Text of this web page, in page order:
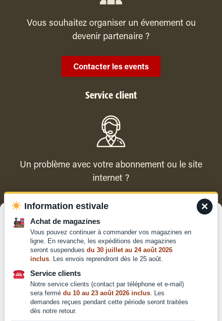
Pour offrir les meilleures expériences, nous utilisons des technologies
telles que les cookies pour stocker et/ou accéder aux informations des
appareils. Le fait de consentir à ces technologies nous permettra de
traiter des données telles que le comportement de navigation ou les ID
uniques sur ce site. Le fait de ne pas consentir ou de retirer son
consentement peut avoir un effet négatif sur certaines caractéristiques
et fonctions.
Vous souhaitez organiser un évenement ou
devenir partenaire ?
Contacter les events
Service client
Un problème avec votre abonnement ou le site
internet ?
Contacter le service client
Mentions légales
Conditions générales de
vente et d'utilisation
×
Information estivale
Achat de magazines
Vous pouvez continuer à commander vos magazines en
ligne. En revanche, les expéditions des magazines
seront suspendues du 30 juillet au 24 août 2026
inclus. Les envois reprendront dès le 25 août.
Service clients
Notre service clients (contact par téléphone et e-mail)
sera fermé du 10 au 23 août 2026 inclus. Les
demandes reçues pendant cette période seront traitées
dès notre retour.